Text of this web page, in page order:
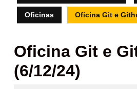
Oficinas Oficina Git e
Oficina Git e
(6/12/24)